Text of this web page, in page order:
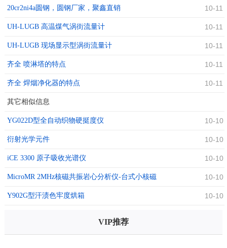
20cr2ni4a圆钢，圆钢厂家，聚鑫直销 10-11
UH-LUGB 高温煤气涡街流量计 10-11
UH-LUGB 现场显示型涡街流量计 10-11
齐全 喷淋塔的特点 10-11
齐全 焊烟净化器的特点 10-11
其它相似信息
YG022D型全自动织物硬挺度仪 10-10
衍射光学元件 10-10
iCE 3300 原子吸收光谱仪 10-10
MicroMR 2MHz核磁共振岩心分析仪-台式小核磁 10-10
Y902G型汗渍色牢度烘箱 10-10
VIP推荐